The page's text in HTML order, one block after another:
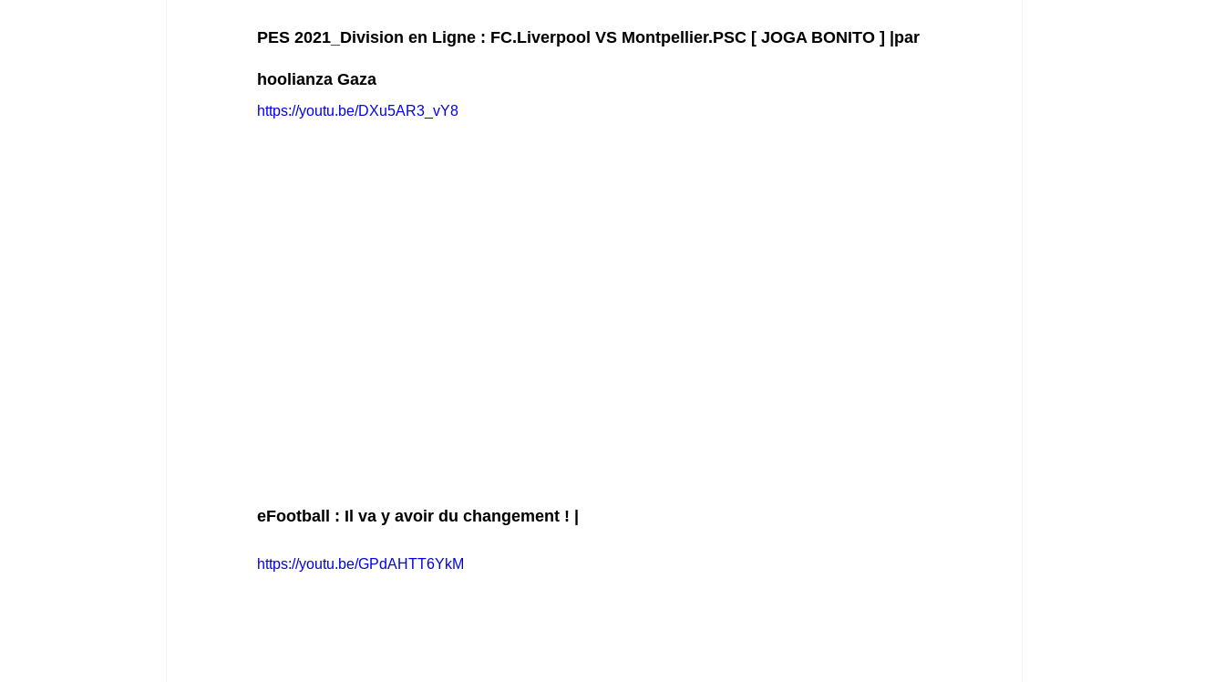
PES 2021_Division en Ligne : FC.Liverpool VS Montpellier.PSC [ JOGA BONITO ] |par
hoolianza Gaza
https://youtu.be/DXu5AR3_vY8
eFootball : Il va y avoir du changement ! |
https://youtu.be/GPdAHTT6YkM